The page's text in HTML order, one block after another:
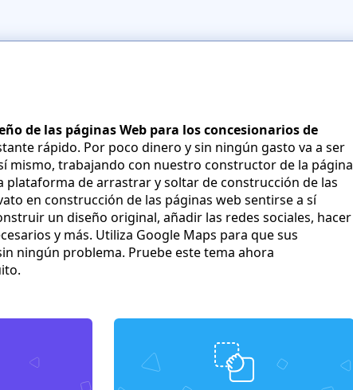
de las páginas Web para los concesionarios de
rápido. Por poco dinero y sin ningún gasto va a ser
mismo, trabajando con nuestro constructor de la página
plataforma de arrastrar y soltar de construcción de las
en construcción de las páginas web sentirse a sí
un diseño original, añadir las redes sociales, hacer
y más. Utiliza Google Maps para que sus
ningún problema. Pruebe este tema ahora